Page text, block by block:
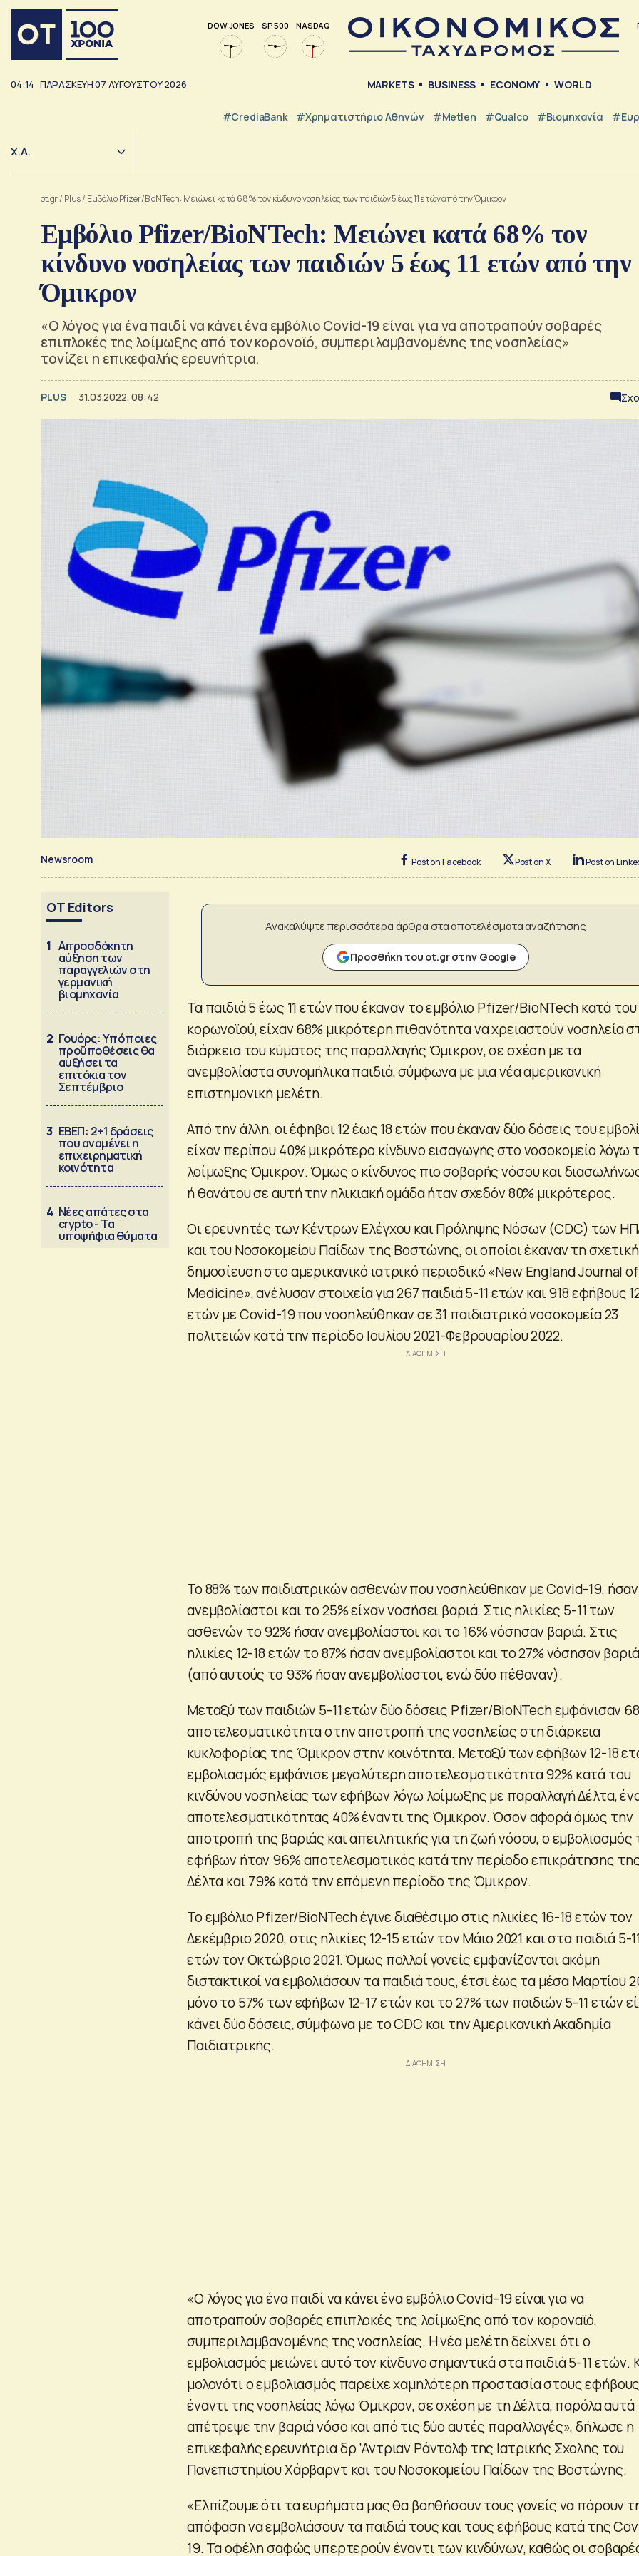
DOW JONES SP 500 NASDAQ
04:14 ΠΑΡΑΣΚΕΥΗ07 ΑΥΓΟΥΣΤΟΥ2026 MARKETS BUSINESS ECONOMY WORLD
#CrediaBank #Χρηματιστήριο Αθηνών #metlen #Qualco #Βιομηχανία
Χ.Α.
ot.gr/ Plus/ Εμβόλιο Pfizer/BioNTech: Μειώνει κατά 68% τον κίνδυνο νοσηλείας των παιδιών 5 έως 11 ετών από την Όμικρον
Εμβόλιο Pfizer/BioNTech: Μειώνει κατά 68% τον
κίνδυνο νοσηλείας των παιδιών 5 έως 11 ετών από την
Όμικρον
«Ο λόγος για ένα παιδί να κάνει ένα εμβόλιο Covid-19 είναι για να αποτραπούν σοβαρές
επιπλοκές της λοίμωξης από τον κορονοϊό, συμπεριλαμβανομένης της νοσηλείας»
τονίζει η επικεφαλής ερευνήτρια.
PLUS 31.03.2022, 08:42
Newsroom Post on Facebook Post on X Post on
OT Editors
1 Απροσδόκητη
αύξηση των
παραγγελιών στη
γερμανική
βιομηχανία
2 Γουόρς: Υπό ποιες
προϋποθέσεις θα
αυξήσει τα
επιτόκια τον
Σεπτέμβριο
3 ΕΒΕΠ: 2+1 δράσεις
που αναμένει η
επιχειρηματική
κοινότητα
4 Νέες απάτες στα
crypto - Τα
υποψήφια θύματα
Ανακαλύψτε περισσότερα άρθρα στα αποτελέσματα αναζήτησης
Προσθήκη του ot.gr στην Google
Τα παιδιά 5 έως 11 ετών που έκαναν το εμβόλιο Pfizer/BioNTech κατά του
κορωνοϊού, είχαν 68% μικρότερη πιθανότητα να χρειαστούν νοσηλεία
διάρκεια του κύματος της παραλλαγής Όμικρον, σε σχέση με τα
ανεμβολίαστα συνομήλικα παιδιά, σύμφωνα με μια νέα αμερικανική
επιστημονική μελέτη.
Από την άλλη, οι έφηβοι 12 έως 18 ετών που έκαναν δύο δόσεις του
είχαν περίπου 40% μικρότερο κίνδυνο εισαγωγής στο νοσοκομείο λόγω
λοίμωξης Όμικρον. Όμως ο κίνδυνος πιο σοβαρής νόσου και
ή θανάτου σε αυτή την ηλικιακή ομάδα ήταν σχεδόν 80% μικρότερος.
Οι ερευνητές των Κέντρων Ελέγχου και Πρόληψης Νόσων (CDC) των
και του Νοσοκομείου Παίδων της Βοστώνης, οι οποίοι έκαναν τη σχετική
δημοσίευση στο αμερικανικό ιατρικό περιοδικό «New England Journal of
Medicine», ανέλυσαν στοιχεία για 267 παιδιά 5-11 ετών και 918 εφήβους
ετών με Covid-19 που νοσηλεύθηκαν σε 31 παιδιατρικά νοσοκομεία 23
πολιτειών κατά την περίοδο Ιουλίου 2021-Φεβρουαρίου 2022.
Το 88% των παιδιατρικών ασθενών που νοσηλεύθηκαν με Covid-19, ήσαν
ανεμβολίαστοι και το 25% είχαν νοσήσει βαριά. Στις ηλικίες 5-11 των
ασθενών το 92% ήσαν ανεμβολίαστοι και το 16% νόσησαν βαριά. Στις
ηλικίες 12-18 ετών το 87% ήσαν ανεμβολίαστοι και το 27% νόσησαν βαριά
(από αυτούς το 93% ήσαν ανεμβολίαστοι, ενώ δύο πέθαναν).
Μεταξύ των παιδιών 5-11 ετών δύο δόσεις Pfizer/BioNTech εμφάνισαν
αποτελεσματικότητα στην αποτροπή της νοσηλείας στη διάρκεια
κυκλοφορίας της Όμικρον στην κοινότητα. Μεταξύ των εφήβων 12-18
εμβολιασμός εμφάνισε μεγαλύτερη αποτελεσματικότητα 92% κατά του
κινδύνου νοσηλείας των εφήβων λόγω λοίμωξης με παραλλαγή Δέλτα,
αποτελεσματικότητας 40% έναντι της Όμικρον. Όσον αφορά όμως την
αποτροπή της βαριάς και απειλητικής για τη ζωή νόσου, ο εμβολιασμός
εφήβων ήταν 96% αποτελεσματικός κατά την περίοδο επικράτησης
Δέλτα και 79% κατά την επόμενη περίοδο της Όμικρον.
Το εμβόλιο Pfizer/BioNTech έγινε διαθέσιμο στις ηλικίες 16-18 ετών τον
Δεκέμβριο 2020, στις ηλικίες 12-15 ετών τον Μάιο 2021 και στα παιδιά 5-
ετών τον Οκτώβριο 2021. Όμως πολλοί γονείς εμφανίζονται ακόμη
διστακτικοί να εμβολιάσουν τα παιδιά τους, έτσι έως τα μέσα Μαρτίου
μόνο το 57% των εφήβων 12-17 ετών και το 27% των παιδιών 5-11 ετών
κάνει δύο δόσεις, σύμφωνα με το CDC και την Αμερικανική Ακαδημία
Παιδιατρικής.
«Ο λόγος για ένα παιδί να κάνει ένα εμβόλιο Covid-19 είναι για να
αποτραπούν σοβαρές επιπλοκές της λοίμωξης από τον κοροναϊό,
συμπεριλαμβανομένης της νοσηλείας. Η νέα μελέτη δείχνει ότι ο
εμβολιασμός μειώνει αυτό τον κίνδυνο σημαντικά στα παιδιά 5-11 ετών.
μολονότι ο εμβολιασμός παρείχε χαμηλότερη προστασία στους
έναντι της νοσηλείας λόγω Όμικρον, σε σχέση με τη Δέλτα, παρόλα αυτά
απέτρεψε την βαριά νόσο και από τις δύο αυτές παραλλαγές», δήλωσε η
επικεφαλής ερευνήτρια δρ ‘Αντριαν Ράντολφ της Ιατρικής Σχολής του
Πανεπιστημίου Χάρβαρντ και του Νοσοκομείου Παίδων της Βοστώνης.
«Ελπίζουμε ότι τα ευρήματα μας θα βοηθήσουν τους γονείς να πάρουν
απόφαση να εμβολιάσουν τα παιδιά τους και τους εφήβους κατά της
19. Τα οφέλη σαφώς υπερτερούν έναντι των κινδύνων, καθώς οι